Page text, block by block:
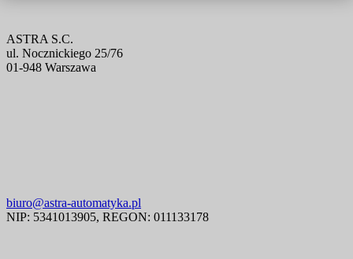
ASTRA S.C.
ul. Nocznickiego 25/76
01-948 Warszawa
biuro@astra-automatyka.pl
NIP: 5341013905, REGON: 011133178